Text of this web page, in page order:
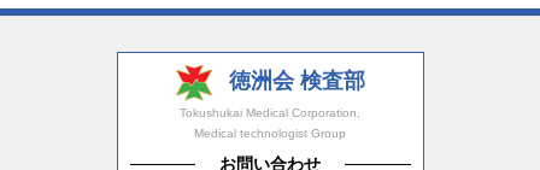
徳洲会 検査部
Tokushukai Medical Corporation,
Medical technologist Group
お問い合わせ